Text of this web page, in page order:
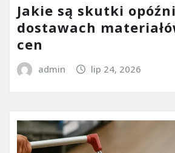
Jakie są skutki
dostawach
cen
admin lip 24, 2026